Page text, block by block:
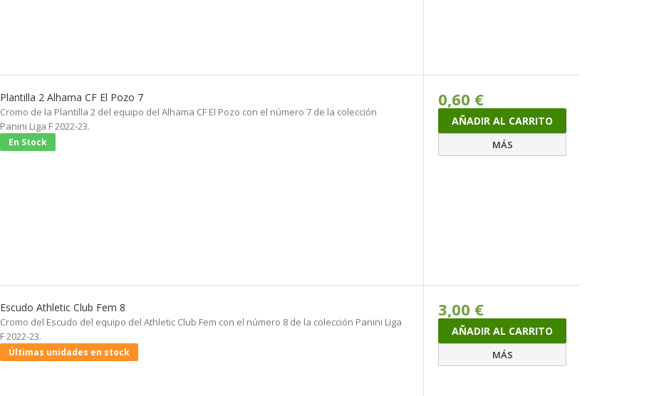
Plantilla 2 Alhama CF El Pozo 7
Cromo de la Plantilla 2 del equipo del Alhama CF El Pozo con el número 7 de la colección
Panini Liga F 2022-23.
En Stock
0,60 €
AÑADIR AL CARRITO
MÁS
Escudo Athletic Club Fem 8
Cromo del Escudo del equipo del Athletic Club Fem con el número 8 de la colección Panini Liga
F 2022-23.
Últimas unidades en stock
3,00 €
AÑADIR AL CARRITO
MÁS